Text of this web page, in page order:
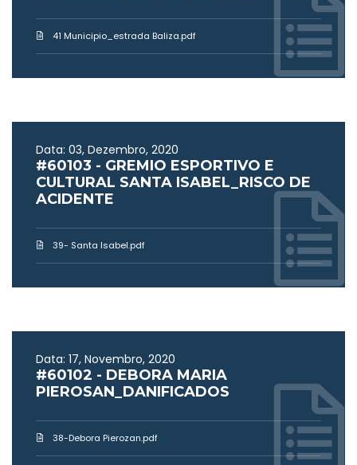
41 Municipio_estrada Baliza.pdf
Data: 03, Dezembro, 2020
#60103 - GREMIO ESPORTIVO E
CULTURAL SANTA ISABEL_RISCO DE
ACIDENTE
39- Santa Isabel.pdf
Data: 17, Novembro, 2020
#60102 - DEBORA MARIA
PIEROSAN_DANIFICADOS
38-Debora Pierozan.pdf